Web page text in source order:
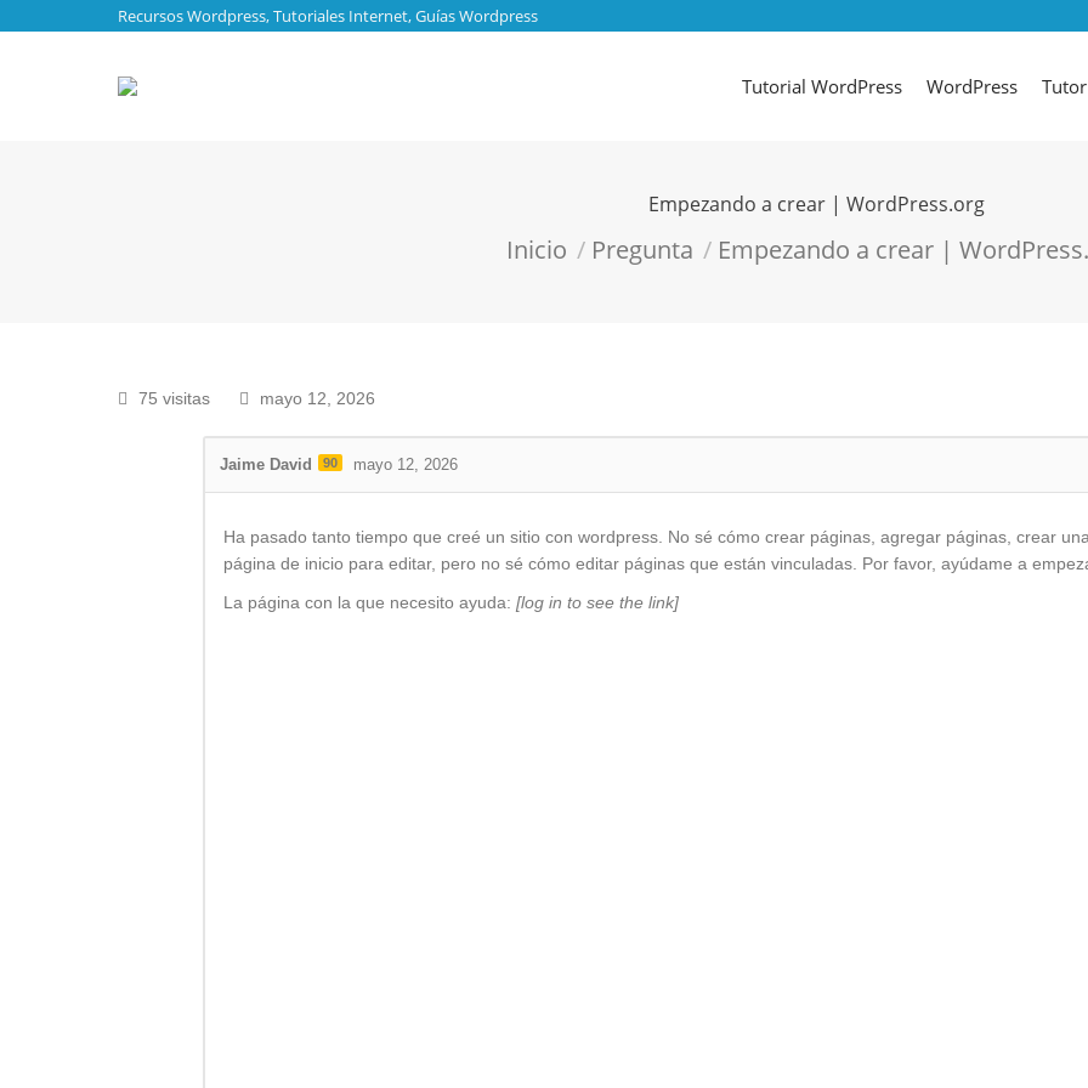
Recursos Wordpress, Tutoriales Internet, Guías Wordpress
Tutorial WordPress WordPress
Empezando a crear | WordPress.org
Estás aquí:
Inicio Pregunta Empezando a crear |
75 visitas mayo 12, 2026
Jaime David 90 mayo 12, 2026
Ha pasado tanto tiempo que creé un sitio con wordpress. No sé cómo crear páginas, agregar páginas, crear
página de inicio para editar, pero no sé cómo editar páginas que están vinculadas. Por favor, ayúdame a
La página con la que necesito ayuda: [log in to see the link]